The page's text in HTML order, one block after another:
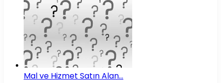
Mal ve Hizmet Satın Alan…